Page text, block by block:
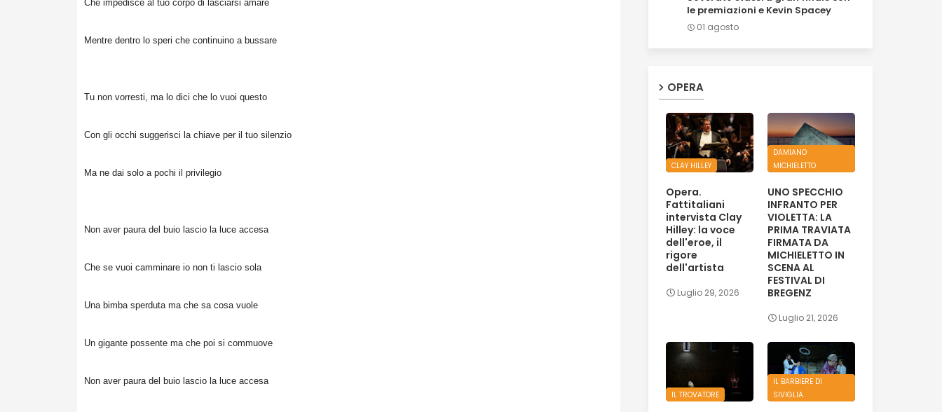
Che impedisce al tuo corpo di lasciarsi amare
Mentre dentro lo speri che continuino a bussare
Tu non vorresti, ma lo dici che lo vuoi questo
Con gli occhi suggerisci la chiave per il tuo silenzio
Ma ne dai solo a pochi il privilegio
Non aver paura del buio lascio la luce accesa
Che se vuoi camminare io non ti lascio sola
Una bimba sperduta ma che sa cosa vuole
Un gigante possente ma che poi si commuove
Non aver paura del buio lascio la luce accesa
le premiazioni e Kevin Spacey
01 agosto
OPERA
CLAY HILLEY
Opera.
Fattitaliani
intervista Clay
Hilley: la voce
dell'eroe, il
rigore
dell'artista
Luglio 29, 2026
DAMIANO
MICHIELETTO
UNO SPECCHIO
INFRANTO PER
VIOLETTA: LA
PRIMA TRAVIATA
FIRMATA DA
MICHIELETTO IN
SCENA AL
FESTIVAL DI
BREGENZ
Luglio 21, 2026
IL TROVATORE
IL BARBIERE DI
SIVIGLIA